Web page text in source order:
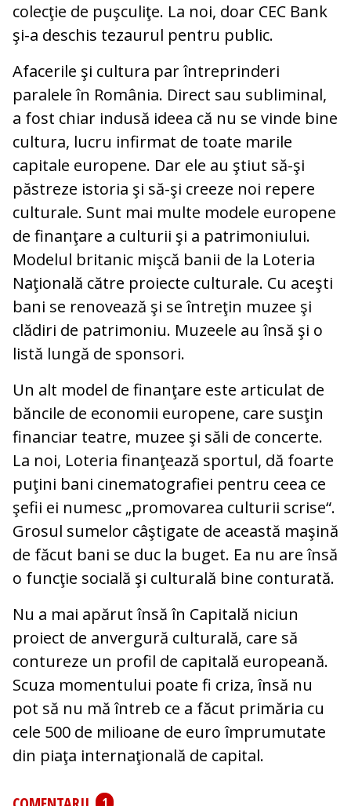
colecţie de puşculiţe. La noi, doar CEC Bank
şi-a deschis tezaurul pentru public.
Afacerile şi cultura par întreprinderi
paralele în România. Direct sau subliminal,
a fost chiar indusă ideea că nu se vinde bine
cultura, lucru infirmat de toate marile
capitale europene. Dar ele au ştiut să-şi
păstreze istoria şi să-şi creeze noi repere
culturale. Sunt mai multe modele europene
de finanţare a culturii şi a patrimoniului.
Modelul britanic mişcă banii de la Loteria
Naţională către proiecte culturale. Cu aceşti
bani se renovează şi se întreţin muzee şi
clădiri de patrimoniu. Muzeele au însă şi o
listă lungă de sponsori.
Un alt model de finanţare este articulat de
băncile de economii europene, care susţin
financiar teatre, muzee şi săli de concerte.
La noi, Loteria finanţează sportul, dă foarte
puţini bani cinematografiei pentru ceea ce
şefii ei numesc „promovarea culturii scrise“.
Grosul sumelor câştigate de această maşină
de făcut bani se duc la buget. Ea nu are însă
o funcţie socială şi culturală bine conturată.
Nu a mai apărut însă în Capitală niciun
proiect de anvergură culturală, care să
contureze un profil de capitală europeană.
Scuza momentului poate fi criza, însă nu
pot să nu mă întreb ce a făcut primăria cu
cele 500 de milioane de euro împrumutate
din piaţa internaţională de capital.